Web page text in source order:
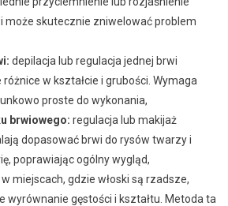
może skutecznie zniwelować problem
depilacja lub regulacja jednej brwi
w kształcie i grubości. Wymaga
proste do wykonania,
brwiowego: regulacja lub makijaż
dopasować brwi do rysów twarzy i
poprawiając ogólny wygląd,
w miejscach, gdzie włoski są rzadsze,
wyrównanie gęstości i kształtu. Metoda ta